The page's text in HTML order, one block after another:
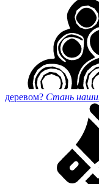
деревом? Стань